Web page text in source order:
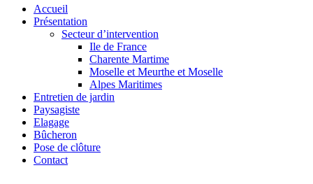
Accueil
Présentation
Secteur d’intervention
Ile de France
Charente Martime
Moselle et Meurthe et Moselle
Alpes Maritimes
Entretien de jardin
Paysagiste
Elagage
Bûcheron
Pose de clôture
Contact